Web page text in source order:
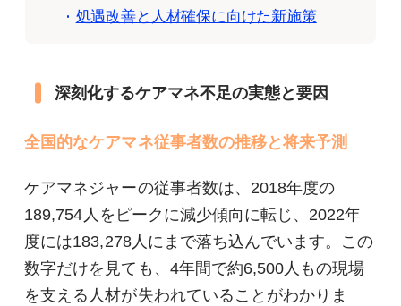
処遇改善と人材確保に向けた新施策
深刻化するケアマネ不足の実態と要因
全国的なケアマネ従事者数の推移と将来予測
ケアマネジャーの従事者数は、2018年度の
189,754人をピークに減少傾向に転じ、2022年
度には183,278人にまで落ち込んでいます。この
数字だけを見ても、4年間で約6,500人もの現場
を支える人材が失われていることがわかりま